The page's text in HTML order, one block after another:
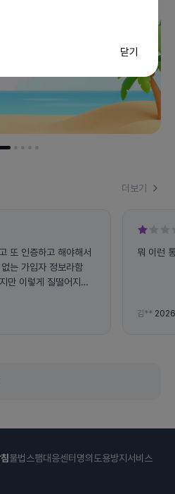
더보기
또 인증하고 해야해서
는 가입자 정보라함
만 이렇게 질떨어지고
뭐 이런
김**
불법스팸대응센터 명의도용방지서비스
닫기